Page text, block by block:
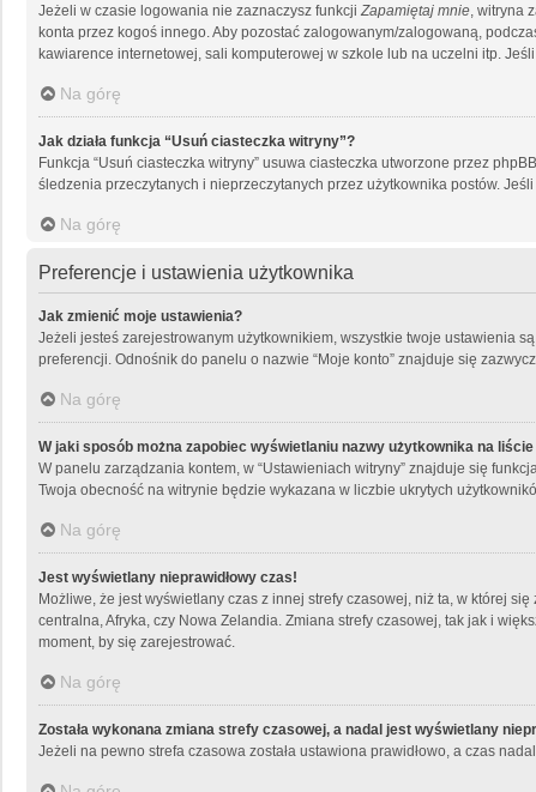
Jeżeli w czasie logowania nie zaznaczysz funkcji Zapamiętaj mnie, witryna
konta przez kogoś innego. Aby pozostać zalogowanym/zalogowaną,
kawiarence internetowej, sali komputerowej w szkole lub na uczelni itp.
Na górę
Jak działa funkcja “Usuń ciasteczka witryny”?
Funkcja “Usuń ciasteczka witryny” usuwa ciasteczka utworzone przez
śledzenia przeczytanych i nieprzeczytanych przez użytkownika postów.
Na górę
Preferencje i ustawienia użytkownika
Jak zmienić moje ustawienia?
Jeżeli jesteś zarejestrowanym użytkownikiem, wszystkie twoje ustawienia
preferencji. Odnośnik do panelu o nazwie “Moje konto” znajduje się
Na górę
W jaki sposób można zapobiec wyświetlaniu nazwy użytkownika na
W panelu zarządzania kontem, w “Ustawieniach witryny” znajduje się
Twoja obecność na witrynie będzie wykazana w liczbie ukrytych
Na górę
Jest wyświetlany nieprawidłowy czas!
Możliwe, że jest wyświetlany czas z innej strefy czasowej, niż ta, w której
centralna, Afryka, czy Nowa Zelandia. Zmiana strefy czasowej, tak jak i
moment, by się zarejestrować.
Na górę
Została wykonana zmiana strefy czasowej, a nadal jest wyświetlany
Jeżeli na pewno strefa czasowa została ustawiona prawidłowo, a czas